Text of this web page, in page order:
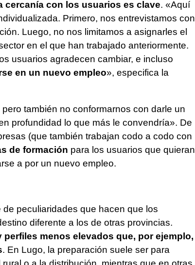
cercanía con los usuarios es clave. «Aquí
Primero, nos entrevistamos con
Luego, no nos limitamos a asignarles el
en el que han trabajado anteriormente.
usuarios agradecen cambiar, e incluso
en un nuevo empleo», especifica la
también no conformarnos con darle un
profundidad lo que más le convendría». De
(que también trabajan codo a codo con
de formación para los usuarios que quieran
a por un nuevo empleo.
peculiaridades que hacen que los
diferente a los de otras provincias.
menos elevados que, por ejemplo,
. En Lugo, la preparación suele ser para